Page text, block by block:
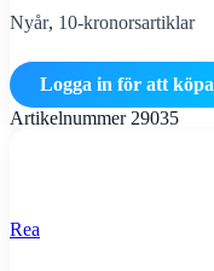
Nyår, 10-kronorsartiklar
Logga in för att köpa
Artikelnummer 29035
Rea